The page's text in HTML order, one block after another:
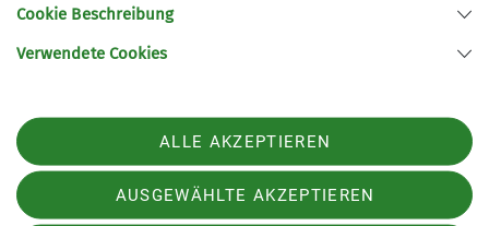
83317 Teisendorf
Telefon +4986666177
Cookie Beschreibung
Verwendete Cookies
ALLE AKZEPTIEREN
AUSGEWÄHLTE AKZEPTIEREN